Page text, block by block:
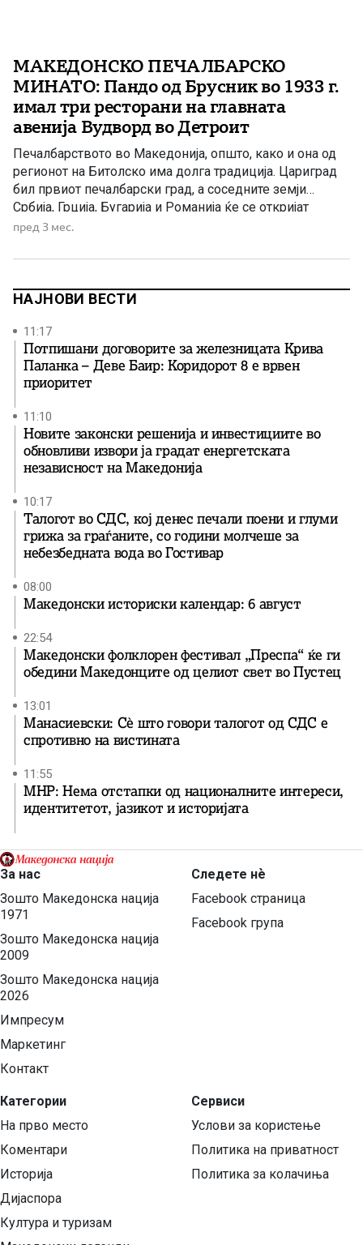
МАКЕДОНСКО ПЕЧАЛБАРСКО
МИНАТО: Пандо од Брусник во 1933 г.
имал три ресторани на главната
авенија Вудворд во Детроит
Печалбарството во Македонија, општо, како и она од
регионот на Битолско има долга традиција. Цариград
бил првиот печалбарски град, а соседните земји
Србија, Грција, Бугарија и Романија ќе се откријат
откако ќе ја стекнат својата независност и откако
неразвиноста. Во последните децении на минатиот век
пред 3 мес.
НАЈНОВИ ВЕСТИ
11:17
Потпишани договорите за железницата Крива
Паланка – Деве Баир: Коридорот 8 е врвен
приоритет
11:10
Новите законски решенија и инвестициите во
обновливи извори ја градат енергетската
независност на Македонија
10:17
Талогот во СДС, кој денес печали поени и глуми
грижа за граѓаните, со години молчеше за
небезбедната вода во Гостивар
08:00
Македонски историски календар: 6 август
22:54
Македонски фолклорен фестивал „Преспа“ ќе ги
обедини Македонците од целиот свет во Пустец
13:01
Манасиевски: Сè што говори талогот од СДС е
спротивно на вистината
11:55
МНР: Нема отстапки од националните интереси,
идентитетот, јазикот и историјата
За нас
Зошто Македонска нација
1971
Зошто Македонска нација
2009
Зошто Македонска нација
2026
Импресум
Маркетинг
Контакт
Категории
На прво место
Коментари
Историја
Дијаспора
Култура и туризам
Следете нѐ
Facebook страница
Facebook група
Сервиси
Услови за користење
Политика на приватност
Политика за колачиња